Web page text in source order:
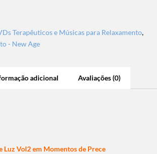
Terapêuticos e Músicas para Relaxamento,
- New Age
adicional Avaliações (0)
Luz Vol2 em Momentos de Prece